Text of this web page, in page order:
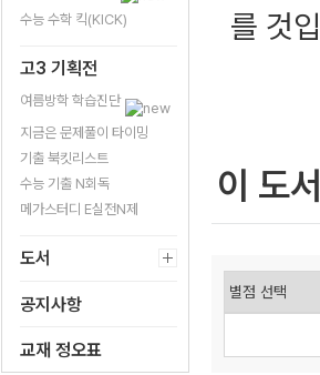
수능 수학 킥(KICK)
고3 기획전
여름방학 학습진단
지금은 문제풀이 타이밍
기출 북킷리스트
수능 기출 N회독
메가스터디 E실전N제
도서
공지사항
교재 정오표
를 것
이 도